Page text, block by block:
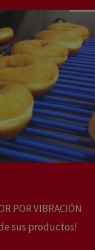
POR VIBRACIÓN
sus productos!